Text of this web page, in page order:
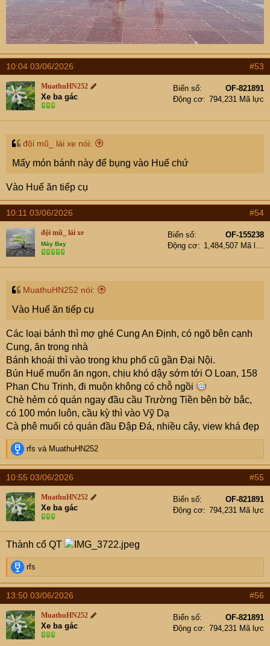
10:04 03/06/2026 #53
MuathuHN252
Xe ba gác
Biển số
OF-821891
Động cơ
794,231 Mã lực
đội mũ_ lái xe nói:
Mấy món bánh này để bụng vào Huế chứ
Vào Huế ăn tiếp cụ
10:11 03/06/2026 #54
đội mũ_ lái xe
Máy Bay
Biển số
OF-155238
Động cơ
1,484,507 Mã lực
MuathuHN252 nói:
Vào Huế ăn tiếp cụ
Các loại bánh thì mợ ghé Cung An Định, có ngõ bên cạnh
Cung, ăn trong nhà
Bánh khoái thì vào trong khu phố cũ gần Đại Nội.
Bún Huế muốn ăn ngon, chịu khó dậy sớm tới O Loan, 158
Phan Chu Trinh, đi muộn không có chỗ ngồi
Chè hẻm có quán ngay đầu cầu Trường Tiền bên bờ bắc,
có 100 món luôn, cầu kỳ thì vào Vỹ Dạ
Cà phê muối có quán đầu Đập Đá, nhiều cây, view khá đẹp
R
e
a
c
t
i
o
n
s
:
rfs và MuathuHN252
10:55 03/06/2026 #55
MuathuHN252
Xe ba gác
Biển số
OF-821891
Động cơ
794,231 Mã lực
Thành cổ QT
R
e
a
c
t
i
o
n
rfs
13:50 03/06/2026 #56
MuathuHN252
Xe ba gác
Biển số
OF-821891
Động cơ
794,231 Mã lực